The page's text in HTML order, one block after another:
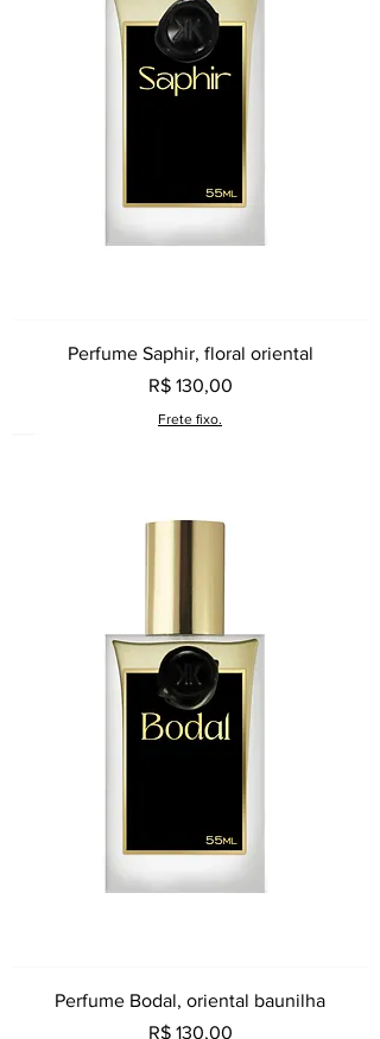
Perfume Saphir, floral oriental
Preço
R$ 130,00
Frete fixo.
Perfume Bodal, oriental baunilha
Preço
R$ 130,00